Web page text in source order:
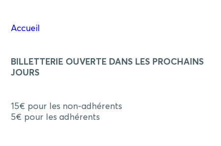
Accueil
BILLETTERIE OUVERTE DANS LES PROCHAINS
JOURS
15€ pour les non-adhérents
5€ pour les adhérents